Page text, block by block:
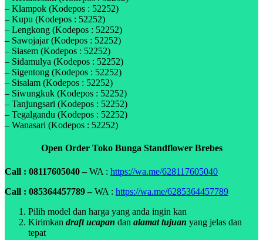
– Klampok (Kodepos : 52252)
– Kupu (Kodepos : 52252)
– Lengkong (Kodepos : 52252)
– Sawojajar (Kodepos : 52252)
– Siasem (Kodepos : 52252)
– Sidamulya (Kodepos : 52252)
– Sigentong (Kodepos : 52252)
– Sisalam (Kodepos : 52252)
– Siwungkuk (Kodepos : 52252)
– Tanjungsari (Kodepos : 52252)
– Tegalgandu (Kodepos : 52252)
– Wanasari (Kodepos : 52252)
Open Order Toko Bunga Standflower Brebes
Call : 08117605040 –WA : https://wa.me/628117605040
Call : 085364457789 –WA : https://wa.me/6285364457789
Pilih model dan harga yang anda ingin kan
Kirimkan draft ucapan dan alamat tujuan yang jelas dan
tepat